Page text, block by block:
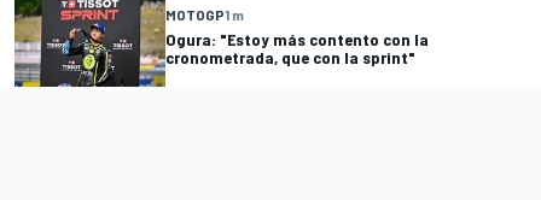
MOTOGP1 m
Ogura: "Estoy más contento con la
cronometrada, que con la sprint"